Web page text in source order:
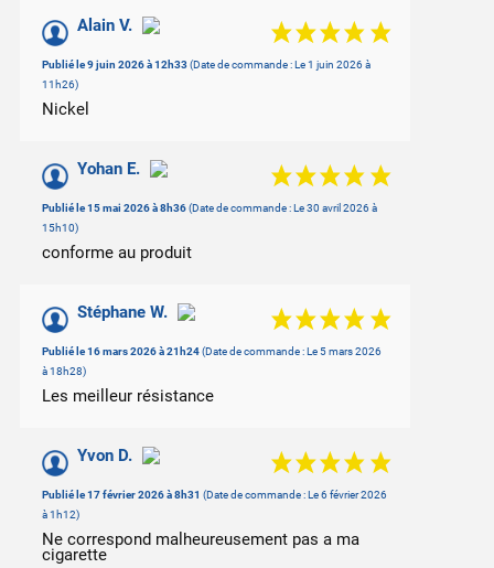
Alain V.
Publié le 9 juin 2026 à 12h33(Date de commande : Le 1 juin 2026 à
11h26)
Nickel
Yohan E.
Publié le 15 mai 2026 à 8h36(Date de commande : Le 30 avril 2026 à
15h10)
conforme au produit
Stéphane W.
Publié le 16 mars 2026 à 21h24(Date de commande : Le 5 mars 2026
à 18h28)
Les meilleur résistance
Yvon D.
Publié le 17 février 2026 à 8h31 (Date de commande : Le 6 février 2026
à 1h12)
Ne correspond malheureusement pas a ma
cigarette